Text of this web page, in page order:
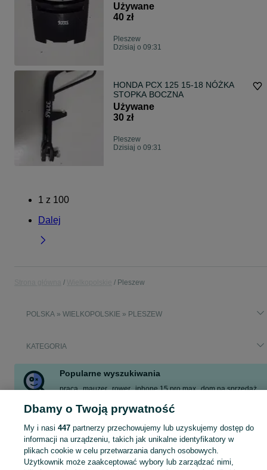
Używane
40 zł
Pleszew
Dzisiaj o 09:31
HONDA PCX 125 15-18 NÓŻKA
STOPKA BOCZNA
Używane
30 zł
Pleszew
Dzisiaj o 09:31
1 z 100
Dalej
Pleszew
POLSKA » WIELKOPOLSKIE » PLESZEW
KATEGORIA
Popularne wyszukiwania
praca mauzer rower iphone 15 pro max dom na sprzedaż
ogródki działkowe
zasilacz poe
Skorzystaj z największego serwisu ogłoszeniowego - Pleszew i okolice! Kupuj to, czego pragniesz i sprzedawaj to, czego już nie potrzebujesz!
Dbamy o Twoją prywatność
My i nasi 447partnerzy przechowujemy lub uzyskujemy dostęp do
informacji na urządzeniu, takich jak unikalne identyfikatory w
plikach cookie w celu przetwarzania danych osobowych.
Użytkownik może zaakceptować wybory lub zarządzać nimi,